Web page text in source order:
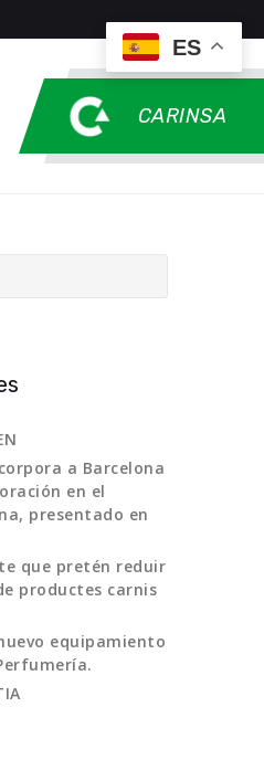
CARINSA
a Barcelona
en el
presentado en
que pretén reduir
productes carnis
equipamiento
ES